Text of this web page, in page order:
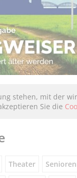
stehen, mit der
Sie die
Theater